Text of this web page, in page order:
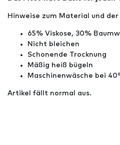
Hinweise zum Material und der
65% Viskose, 30%
Nicht bleichen
Schonende Trocknung
Mäßig heiß bügeln
Maschinenwäsche bei
Artikel fällt normal aus.